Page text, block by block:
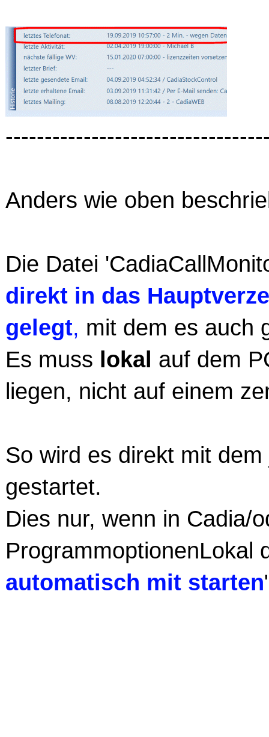
Anders wie oben
Die Datei
direkt in das
gelegt, mit dem es auch
Es muss lokal auf dem
liegen, nicht auf einem
So wird es direkt mit
gestartet.
Dies nur, wenn in Cadia/
ProgrammoptionenLokal
automatisch mit starten